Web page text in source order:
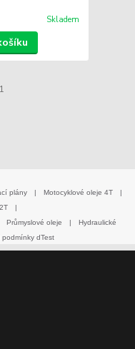
Skladem
plány | Motocyklové oleje 4T
|
|
Průmyslové oleje |
Hydraulické
dTest